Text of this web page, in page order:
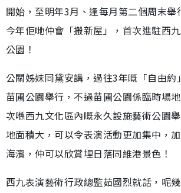
開始，至明年3月、逢每月第二個周末舉
今年佢哋仲會「搬新屋」，首次進駐西
公園！
公關姊妹同黛安講，過往3年嘅「自由約
苗圃公園舉行，不過苗圃公園係臨時場
次喺西九文化區內嘅永久設施藝術公園
地面積大，可以令表演活動更加集中，
海濱，仲可以欣賞埋日落同維港景色！
西九表演藝術行政總監茹國烈就話，呢